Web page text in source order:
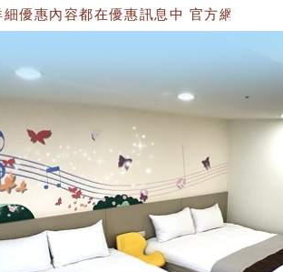
優惠內容都在優惠訊息中 官方網站：